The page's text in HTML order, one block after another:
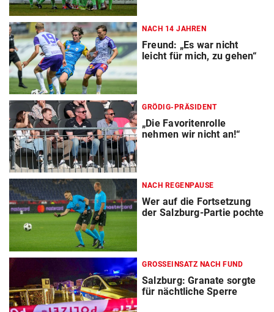
NACH 14 JAHREN
Freund: „Es war nicht
leicht für mich, zu gehen“
GRÖDIG-PRÄSIDENT
„Die Favoritenrolle
nehmen wir nicht an!“
NACH REGENPAUSE
Wer auf die Fortsetzung
der Salzburg-Partie pochte
GROSSEINSATZ NACH FUND
Salzburg: Granate sorgte
für nächtliche Sperre